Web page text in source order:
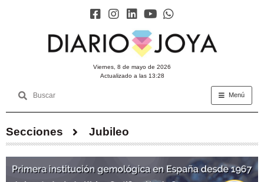
viernes, 8 de mayo de 2026
Actualizado a las 13:28
Menú
Secciones Jubileo